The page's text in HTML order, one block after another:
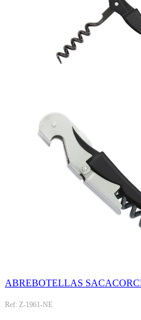
ABREBOTELLAS
Ref: Z-1961-NE